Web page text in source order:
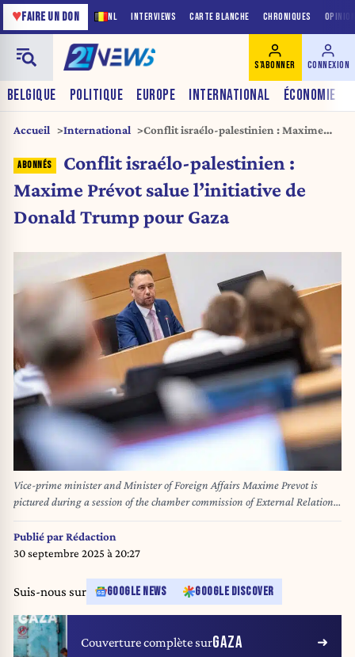
NL INTERVIEWS CARTE BLANCHE CHRONIQUES
♥FAIRE UN DON
BELGIQUE POLITIQUE EUROPE INTERNATIONAL ÉCONOMIE
S'ABONNER CONNEXION
Accueil International
Conflit israélo-palestinien : Maxime
Trump pour Gaza
Conflit israélo-palestinien :
Maxime Prévot salue l’initiative de
Donald Trump pour Gaza
Vice-prime minister and Minister of Foreign Affairs Maxime Prevot is
pictured during a session of the chamber commission of External Relations,
at the federal parliament, in Brussels, Thursday 14 August 2025. Today's
session will discuss the situation in Palestine. BELGA PHOTO JONAS
ROOSENS
Publié parRédaction
30 septembre 2025 à 20:27
Suis-nous sur GOOGLE NEWS GOOGLE DISCOVER
Couverture complète surGAZA